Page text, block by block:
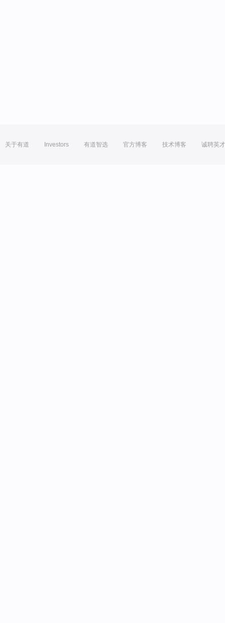
关于有道 Investors 有道智选 官方博客 技术博客 诚聘英才